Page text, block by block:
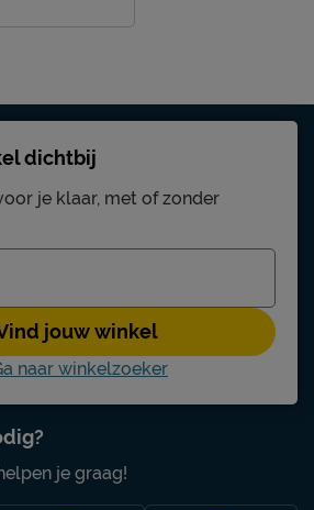
je graag!
dichtbij
je klaar, met of zonder
jouw winkel
naar winkelzoeker